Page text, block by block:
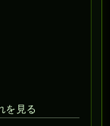
を見る